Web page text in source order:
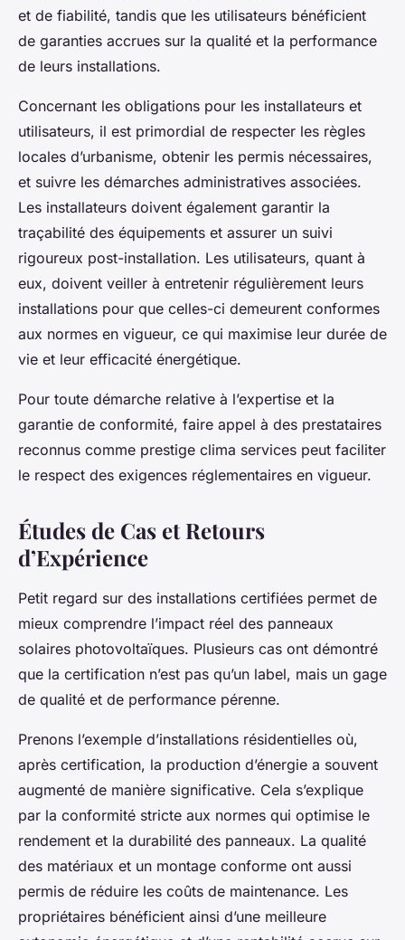
et de fiabilité, tandis que les utilisateurs bénéficient
de garanties accrues sur la qualité et la performance
de leurs installations.
Concernant les obligations pour les installateurs et
utilisateurs, il est primordial de respecter les règles
locales d’urbanisme, obtenir les permis nécessaires,
et suivre les démarches administratives associées.
Les installateurs doivent également garantir la
traçabilité des équipements et assurer un suivi
rigoureux post-installation. Les utilisateurs, quant à
eux, doivent veiller à entretenir régulièrement leurs
installations pour que celles-ci demeurent conformes
aux normes en vigueur, ce qui maximise leur durée de
vie et leur efficacité énergétique.
Pour toute démarche relative à l’expertise et la
garantie de conformité, faire appel à des prestataires
reconnus comme prestige clima services peut faciliter
le respect des exigences réglementaires en vigueur.
Études de Cas et Retours
d’Expérience
Petit regard sur des installations certifiées permet de
mieux comprendre l’impact réel des panneaux
solaires photovoltaïques. Plusieurs cas ont démontré
que la certification n’est pas qu’un label, mais un gage
de qualité et de performance pérenne.
Prenons l’exemple d’installations résidentielles où,
après certification, la production d’énergie a souvent
augmenté de manière significative. Cela s’explique
par la conformité stricte aux normes qui optimise le
rendement et la durabilité des panneaux. La qualité
des matériaux et un montage conforme ont aussi
permis de réduire les coûts de maintenance. Les
propriétaires bénéficient ainsi d’une meilleure